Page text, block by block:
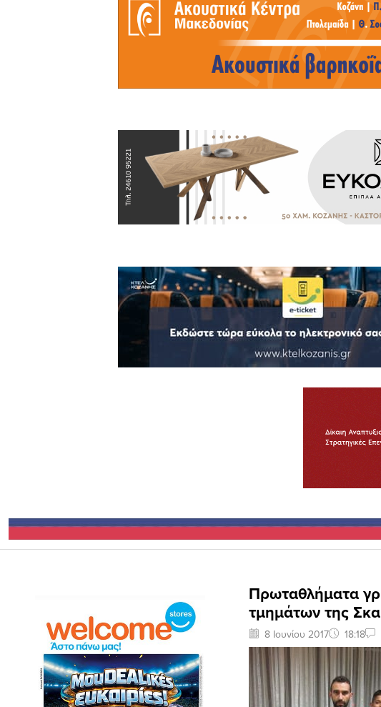
Πρωταθλήματα
τμημάτων της
8 Ιουνίου 2017 18:18